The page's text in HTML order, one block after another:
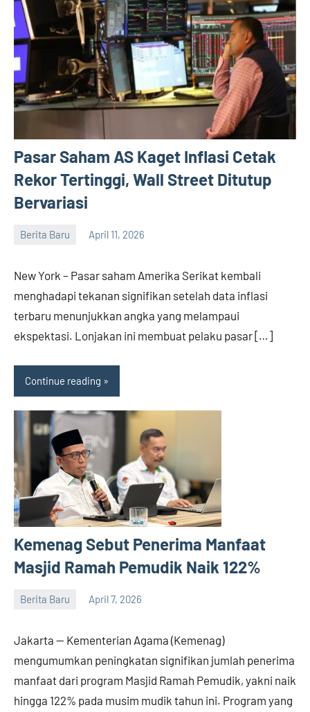
Pasar Saham AS Kaget Inflasi Cetak
Rekor Tertinggi, Wall Street Ditutup
Bervariasi
Berita Baru April 11, 2026
New York – Pasar saham Amerika Serikat kembali
menghadapi tekanan signifikan setelah data inflasi
terbaru menunjukkan angka yang melampaui
ekspektasi. Lonjakan ini membuat pelaku pasar […]
Continue reading
Kemenag Sebut Penerima Manfaat
Masjid Ramah Pemudik Naik 122%
Berita Baru April 7, 2026
Jakarta — Kementerian Agama (Kemenag)
mengumumkan peningkatan signifikan jumlah penerima
manfaat dari program Masjid Ramah Pemudik, yakni naik
hingga 122% pada musim mudik tahun ini. Program yang